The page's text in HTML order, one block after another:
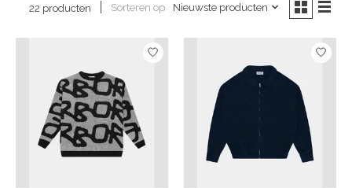
22 producten Sorteren op Nieuwste producten